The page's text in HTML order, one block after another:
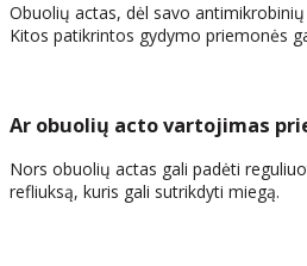
Obuolių actas, dėl savo
Kitos patikrintos gydymo priemonės
Ar obuolių acto vartojimas
Nors obuolių actas gali padėti
refliuksą, kuris gali sutrikdyti miegą.